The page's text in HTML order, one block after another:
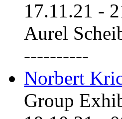
17.11.21 -
Aurel
----------
Norbert
Group